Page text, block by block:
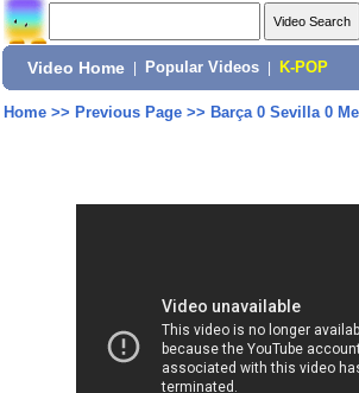
Video Home Popular Videos K-POP
Home>> Previous Page>> Barça 0 Sevilla 0